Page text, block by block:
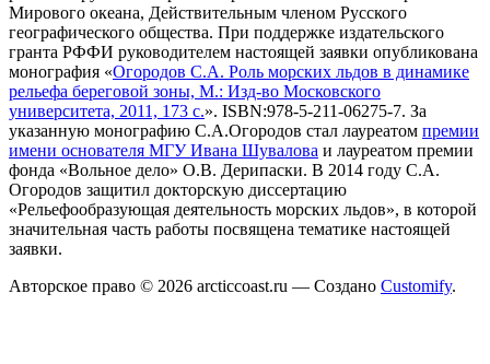
Мирового океана, Действительным членом Русского
географического общества. При поддержке издательского
гранта РФФИ руководителем настоящей заявки опубликована
монография «Огородов С.А. Роль морских льдов в динамике
рельефа береговой зоны, М.: Изд-во Московского
университета, 2011, 173 с.». ISBN:978-5-211-06275-7. За
указанную монографию С.А.Огородов стал лауреатом премии
имени основателя МГУ Ивана Шувалова и лауреатом премии
фонда «Вольное дело» О.В. Дерипаски. В 2014 году С.А.
Огородов защитил докторскую диссертацию
«Рельефообразующая деятельность морских льдов», в которой
значительная часть работы посвящена тематике настоящей
заявки.
Авторское право © 2026 arcticcoast.ru — Создано Customify.